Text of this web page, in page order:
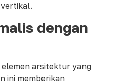
dengan
arsitektur yang
ini memberikan